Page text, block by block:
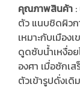
คุณภาพสินค้า
ตัว แนบชิดผิว
เหมาะกับเมือง
ดูดซับน้ำเหงื่อ
องศา เมื่อซักเ
ตัวเข้ารูปดั่งเดิม